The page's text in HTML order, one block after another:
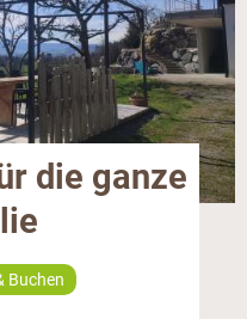
die ganze
Buchen